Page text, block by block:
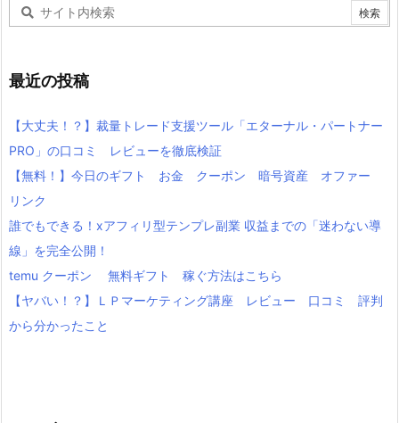
最近の投稿
【大丈夫！？】裁量トレード支援ツール「エターナル・パートナー
PRO」の口コミ レビューを徹底検証
【無料！】今日のギフト お金 クーポン 暗号資産 オファー
リンク
誰でもできる！xアフィリ型テンプレ副業 収益までの「迷わない導
線」を完全公開！
temu クーポン 無料ギフト 稼ぐ方法はこちら
【ヤバい！？】ＬＰマーケティング講座 レビュー 口コミ 評判
から分かったこと